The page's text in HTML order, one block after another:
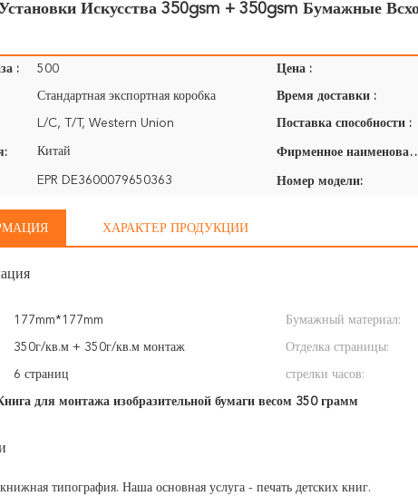
Искусства 350gsm + 350gsm Бумажные
: 500 Цена :
Стандартная экспортная коробка Время доставки :
L/C, T/T, Western Union Поставка способности :
Китай Фирменное
EPR DE3600079650363 Номер модели:
ХАРАКТЕР ПРОДУКЦИИ
177mm*177mm Бумажный материал:
350г/кв.м + 350г/кв.м монтаж Отделка страницы:
6 страниц стрелки часов:
для монтажа изобразительной бумаги весом 350 грамм
типография. Наша основная услуга - печать детских книг.